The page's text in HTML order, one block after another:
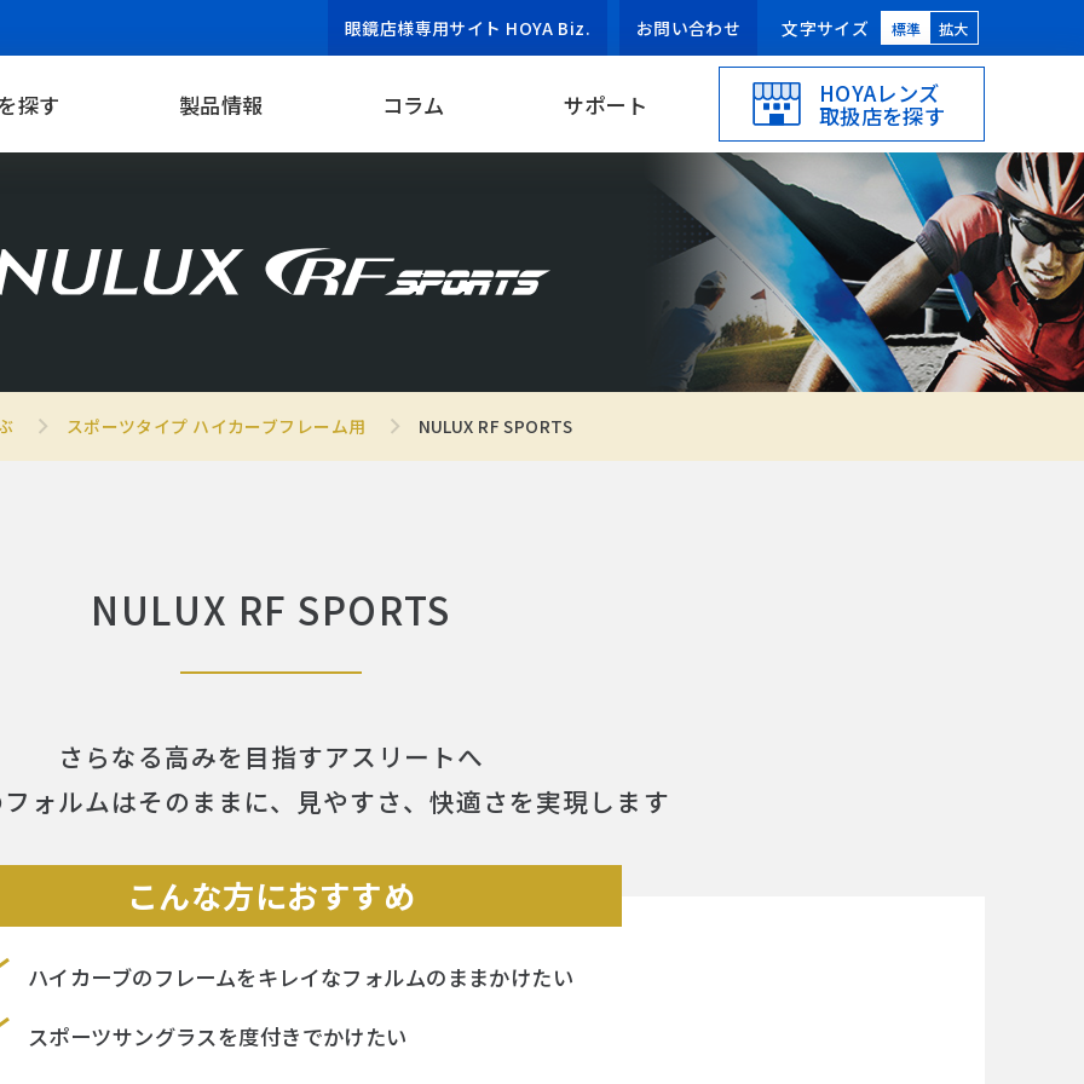
眼鏡店様専用サイト HOYA Biz. お問い合わせ 文字サイズ 標準 拡大
探す 製品情報 コラム サポート HOYAレンズ
取扱店を探す
スポーツタイプ ハイカーブフレーム用 NULUX RF SPORTS
NULUX RF SPORTS
さらなる高みを目指すアスリートへ
ォルムはそのままに、見やすさ、快適さを実現します
こんな方におすすめ
ハイカーブのフレームをキレイなフォルムのままかけたい
スポーツサングラスを度付きでかけたい